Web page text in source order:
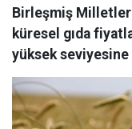
Birleşmiş Milletler
küresel gıda
yüksek seviyesine